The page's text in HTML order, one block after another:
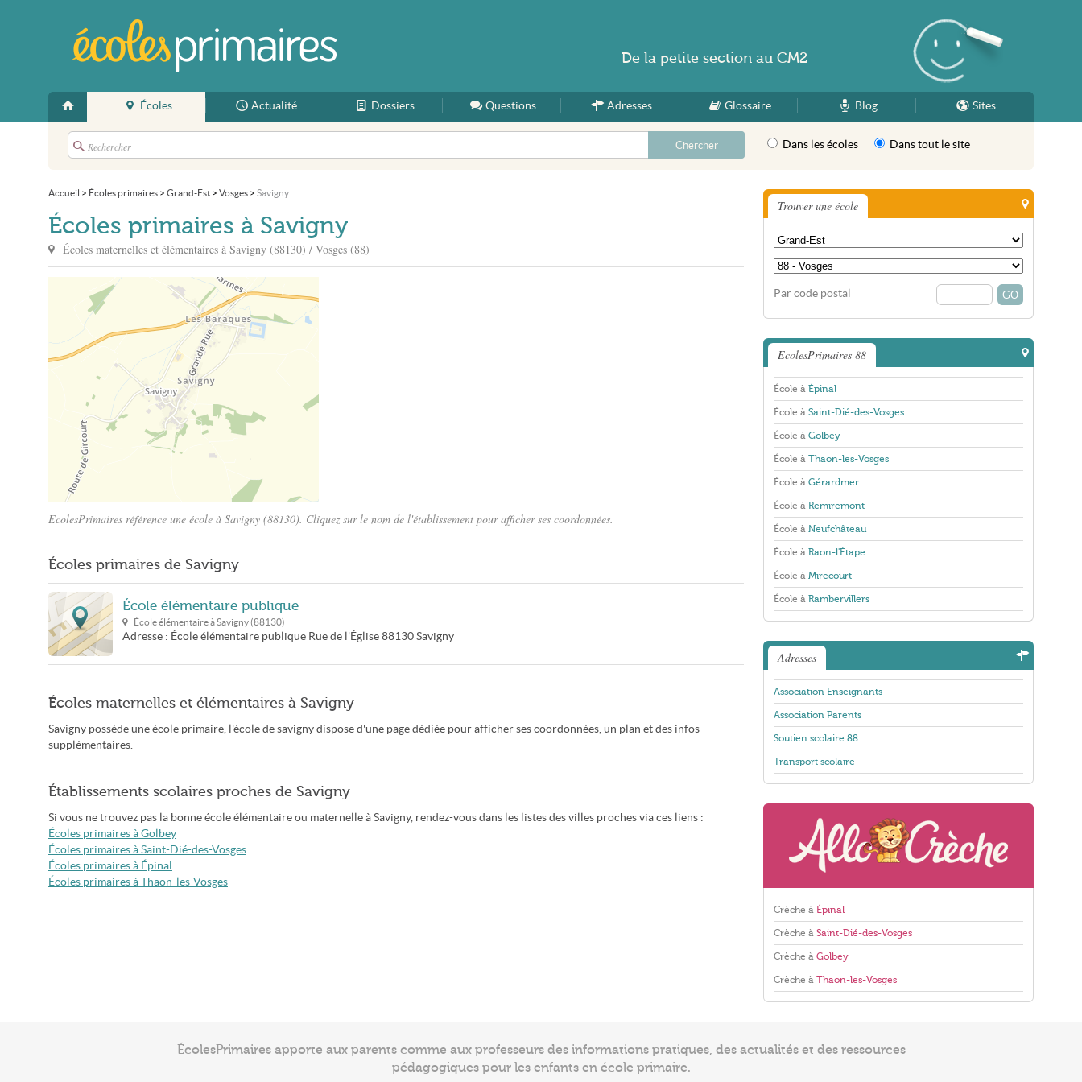
Accueil
Écoles Actualité Dossiers Questions Adresses Glossaire Blog Sites
Dans les écoles Dans tout le site
Accueil > Écoles primaires > Grand-Est > Vosges > Savigny
Écoles primaires à Savigny
Écoles maternelles et élémentaires à Savigny (88130) / Vosges (88)
EcolesPrimaires référence une école à Savigny (88130). Cliquez sur le nom de l'établissement pour afficher ses coordonnées.
Écoles primaires de Savigny
École élémentaire publique
École élémentaire àSavigny (88130)
Adresse : École élémentaire publique Rue de l'Église 88130 Savigny
Écoles maternelles et élémentaires à Savigny
Savigny possède une école primaire, l'école de savigny dispose d'une page dédiée pour afficher ses coordonnées, un plan et des infos
supplémentaires.
Établissements scolaires proches de Savigny
Si vous ne trouvez pas la bonne école élémentaire ou maternelle à Savigny, rendez-vous dans les listes des villes proches via ces liens :
Écoles primaires à Golbey
Écoles primaires à Saint-Dié-des-Vosges
Écoles primaires à Épinal
Écoles primaires à Thaon-les-Vosges
Trouver une école
Par code postal
EcolesPrimaires 88
École à Épinal
École à Saint-Dié-des-Vosges
École à Golbey
École à Thaon-les-Vosges
École à Gérardmer
École à Remiremont
École à Neufchâteau
École à Raon-l'Étape
École à Mirecourt
École à Rambervillers
Adresses
Association Enseignants
Association Parents
Soutien scolaire 88
Transport scolaire
Crèche à Épinal
Crèche à Saint-Dié-des-Vosges
Crèche à Golbey
Crèche à Thaon-les-Vosges
De la petite section au CM2
ÉcolesPrimaires apporte aux parents comme aux professeurs des informations pratiques, des actualités et des ressources
pédagogiques pour les enfants en école primaire.